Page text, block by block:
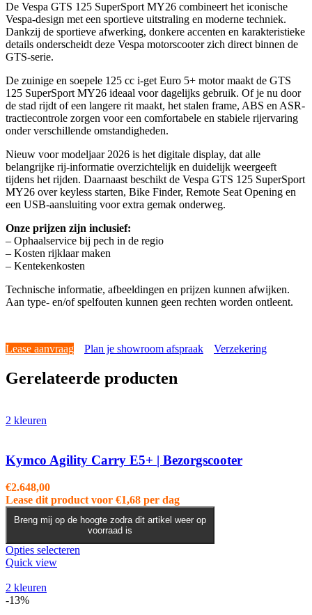
De Vespa GTS 125 SuperSport MY26 combineert het iconische
Vespa-design met een sportieve uitstraling en moderne techniek.
Dankzij de sportieve afwerking, donkere accenten en karakteristieke
details onderscheidt deze Vespa motorscooter zich direct binnen de
GTS-serie.
De zuinige en soepele 125 cc i-get Euro 5+ motor maakt de GTS
125 SuperSport MY26 ideaal voor dagelijks gebruik. Of je nu door
de stad rijdt of een langere rit maakt, het stalen frame, ABS en ASR-
tractiecontrole zorgen voor een comfortabele en stabiele rijervaring
onder verschillende omstandigheden.
Nieuw voor modeljaar 2026 is het digitale display, dat alle
belangrijke rij-informatie overzichtelijk en duidelijk weergeeft
tijdens het rijden. Daarnaast beschikt de Vespa GTS 125 SuperSport
MY26 over keyless starten, Bike Finder, Remote Seat Opening en
een USB-aansluiting voor extra gemak onderweg.
Onze prijzen zijn inclusief:
– Ophaalservice bij pech in de regio
– Kosten rijklaar maken
– Kentekenkosten
Technische informatie, afbeeldingen en prijzen kunnen afwijken.
Aan type- en/of spelfouten kunnen geen rechten worden ontleent.
Lease aanvraag Plan je showroom afspraak Verzekering
Gerelateerde producten
2 kleuren
Kymco Agility Carry E5+ | Bezorgscooter
€2.648,00
Lease dit product voor €1,68 per dag
Breng mij op de hoogte zodra dit artikel weer op
voorraad is
Opties selecteren
Quick view
2 kleuren
-13%